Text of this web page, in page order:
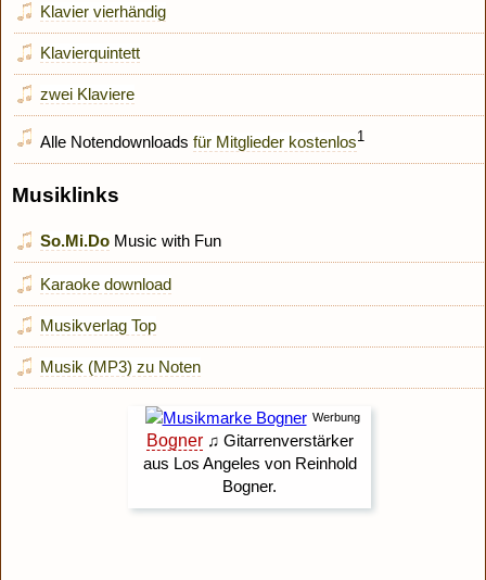
Klavier vierhändig
Klavierquintett
zwei Klaviere
Alle Notendownloads für Mitglieder kostenlos1
Musiklinks
So.Mi.Do Music with Fun
Karaoke download
Musikverlag Top
Musik (MP3) zu Noten